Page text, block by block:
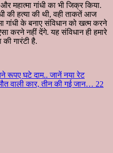
महात्मा गांधी का भी जिक्र किया.
की हत्या की थी, वही ताकतें आज
गांधी के बनाए संविधान को खत्म करने
करने नहीं देंगे. यह संविधान ही हमारे
गारंटी है.
घटे दाम.. जानें नया रेट
वाली कार, तीन की गई जान… 22